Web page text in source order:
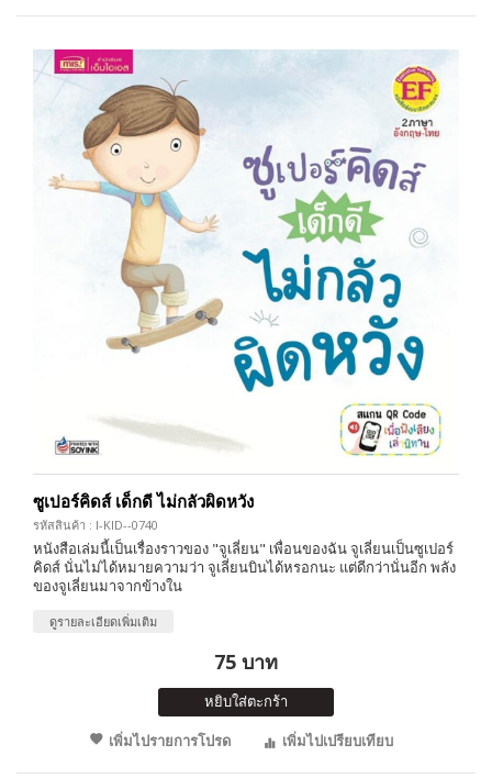
ซูเปอร์คิดส์ เด็กดี ไม่กลัวผิดหวัง
รหัสสินค้า : I-KID--0740
หนังสือเล่มนี้เป็นเรื่องราวของ "จูเลี่ยน" เพื่อนของฉัน จูเลี่ยนเป็นซูเปอร์
คิดส์ นั่นไม่ได้หมายความว่า จูเลี่ยนบินได้หรอกนะ แต่ดีกว่านั่นอีก พลัง
ของจูเลี่ยนมาจากข้างใน
ดูรายละเอียดเพิ่มเติม
75 บาท
หยิบใส่ตะกร้า
เพิ่มไปรายการโปรด
เพิ่มไปเปรียบเทียบ